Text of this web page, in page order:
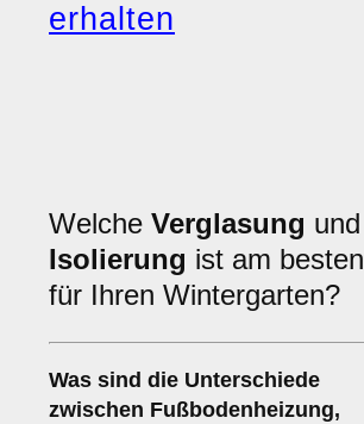
erhalten
Welche Verglasung und
Isolierung ist am besten
für Ihren Wintergarten?
Was sind die Unterschiede
zwischen Fußbodenheizung,